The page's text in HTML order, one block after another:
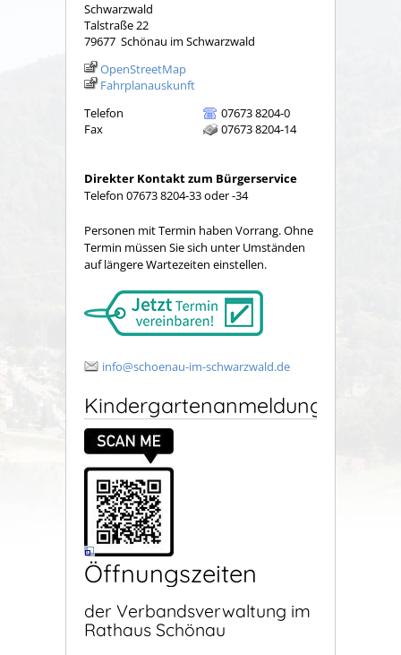
Schwarzwald
Talstraße 22
79677 Schönau im Schwarzwald
OpenStreetMap
Fahrplanauskunft
Telefon
07673 8204-0
Fax
07673 8204-14
Direkter Kontakt zum Bürgerservice
Telefon 07673 8204-33 oder -34
Personen mit Termin haben Vorrang. Ohne
Termin müssen Sie sich unter Umständen
auf längere Wartezeiten einstellen.
info@schoenau-im-schwarzwald.de
Kindergartenanmeldung
Öffnungszeiten
der Verbandsverwaltung im
Rathaus Schönau